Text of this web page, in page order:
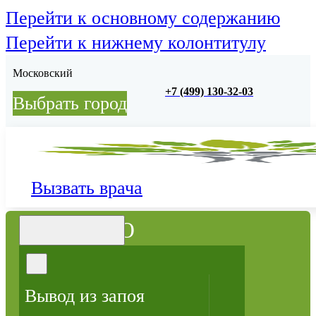
Перейти к основному содержанию
Перейти к нижнему колонтитулу
Московский
Выбрать город
+7 (499) 130-32-03
Вызвать врача
МЕНЮ
Вывод из запоя